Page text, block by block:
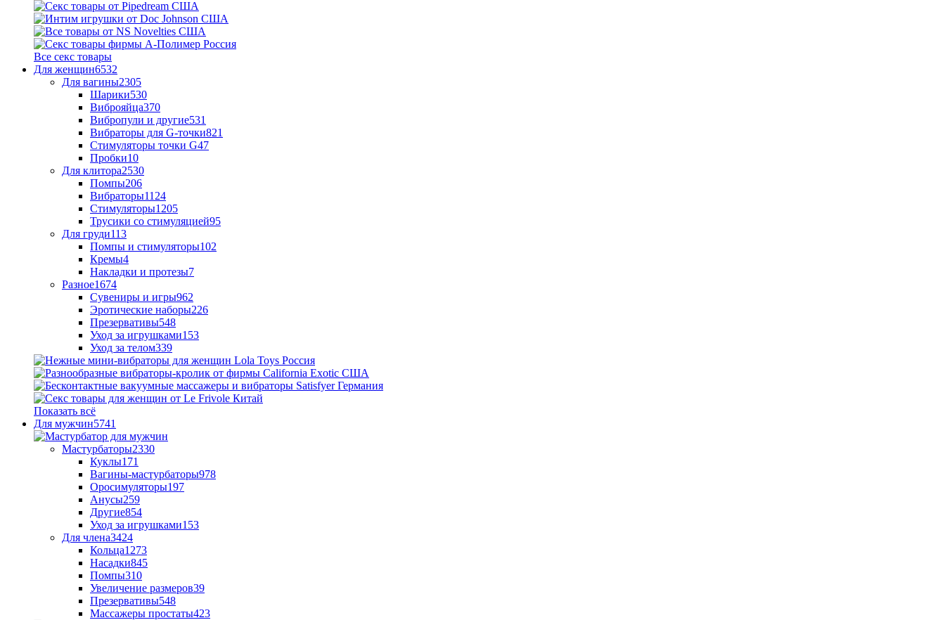
Все секс товары
Для женщин6532
Для вагины2305
Шарики530
Виброяйца370
Вибропули и другие531
Вибраторы для G-точки821
Стимуляторы точки G47
Пробки10
Для клитора2530
Помпы206
Вибраторы1124
Стимуляторы1205
Трусики со стимуляцией95
Для груди113
Помпы и стимуляторы102
Кремы4
Накладки и протезы7
Разное1674
Сувениры и игры962
Эротические наборы226
Презервативы548
Уход за игрушками153
Уход за телом339
Показать всё
Для мужчин5741
Мастурбаторы2330
Куклы171
Вагины-мастурбаторы978
Оросимуляторы197
Анусы259
Другие854
Уход за игрушками153
Для члена3424
Кольца1273
Насадки845
Помпы310
Увеличение размеров39
Презервативы548
Массажеры простаты423